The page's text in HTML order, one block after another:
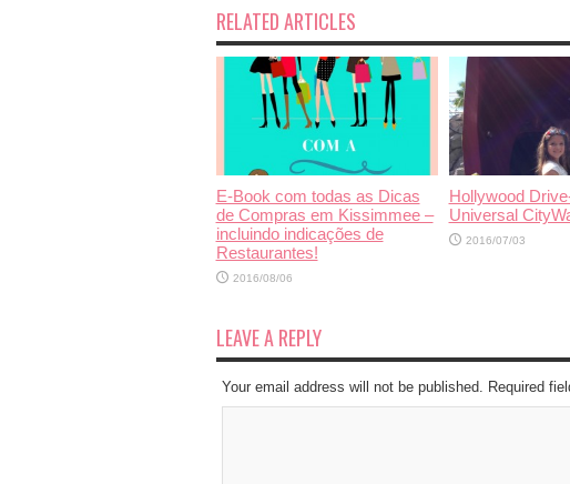
RELATED ARTICLES
E-Book com todas as Dicas
de Compras em Kissimmee –
incluindo indicações de
Restaurantes!
2016/08/06
Hollywood
Universal
2016/07/03
LEAVE A REPLY
Your email address will not be published. Required